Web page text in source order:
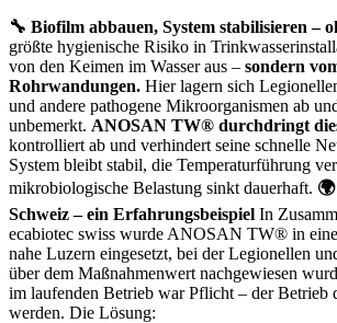
🔧 Biofilm abbauen, System stabilisieren –
größte hygienische Risiko in
von den Keimen im Wasser aus – sondern
Rohrwandungen. Hier lagern sich
und andere pathogene Mikroorganismen ab
unbemerkt. ANOSAN TW® durchdringt
kontrolliert ab und verhindert seine schnelle
System bleibt stabil, die Temperaturführung
mikrobiologische Belastung sinkt dauerhaft.
Schweiz – ein Erfahrungsbeispiel In
ecabiotec swiss wurde ANOSAN TW® in
nahe Luzern eingesetzt, bei der Legionellen
über dem Maßnahmenwert nachgewiesen
im laufenden Betrieb war Pflicht – der Betrieb
werden. Die Lösung: